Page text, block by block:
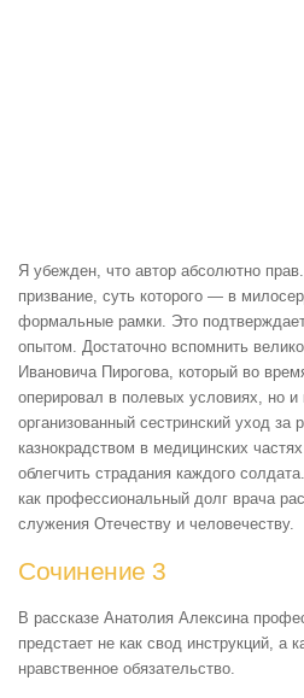
Я убежден, что автор абсолютно
призвание, суть которого — в
формальные рамки. Это
опытом. Достаточно вспомнить
Ивановича Пирогова, который во
оперировал в полевых условиях, но
организованный сестринский уход за
казнокрадством в медицинских
облегчить страдания каждого
как профессиональный долг врача
служения Отечеству и человечеству.
Сочинение 3
В рассказе Анатолия Алексина
предстает не как свод инструкций, а
нравственное обязательство.